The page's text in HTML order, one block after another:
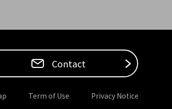
Contact
Term of Use Privacy Notice